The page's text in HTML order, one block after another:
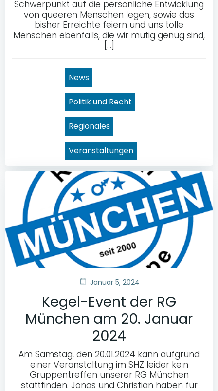
Schwerpunkt auf die persönliche Entwicklung
von queeren Menschen legen, sowie das
bisher Erreichte feiern und uns tolle
Menschen ebenfalls, die wir mutig genug sind,
[…]
News
Politik und Recht
Regionales
Veranstaltungen
Januar 5, 2024
Kegel-Event der RG
München am 20. Januar
2024
Am Samstag, den 20.01.2024 kann aufgrund
einer Veranstaltung im SHZ leider kein
Gruppentreffen unserer RG München
stattfinden. Jonas und Christian haben für